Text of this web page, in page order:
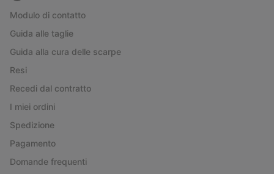
Modulo di contatto
Guida alle taglie
Guida alla cura delle scarpe
Resi
Recedi dal contratto
I miei ordini
Spedizione
Pagamento
Domande frequenti